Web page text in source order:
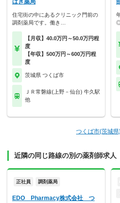
ばき薬局
住宅街の中にあるクリニック門前の
調剤薬局です。働き…
【月収】40.0万円～50.0万円程
度
【年収】500万円～600万円程
度
茨城県 つくば市
ＪＲ常磐線(上野－仙台) 牛久駅
他
つくば市(茨城
近隣の同じ路線の別の薬剤師求人
正社員 調剤薬局
EDO Pharmacy株式会社 つ